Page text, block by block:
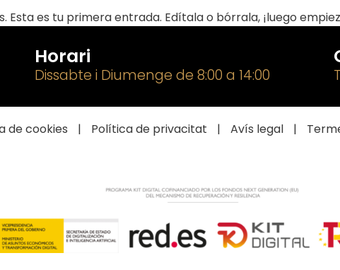
Esta es tu primera entrada. Edítala o bórrala, ¡luego
Horari
Dissabte i Diumenge de 8:00 a 14:00
de cookies | Política de privacitat | Avís legal |